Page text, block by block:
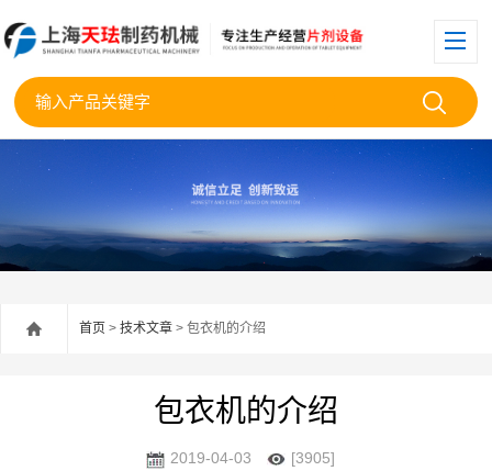
首页 > 技术文章 > 包衣机的介绍
包衣机的介绍
2019-04-03 [3905]